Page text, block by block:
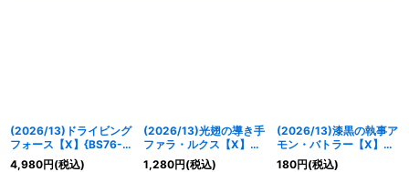
(2026/13)ドライビング
フォース【X】{BS76-
X15}《多》
4,980円(税込)
(2026/13)光翅の導き手
ファラ・ルクス【X】
{BS76-X07}《白》
1,280円(税込)
(2026/13)漆黒の執事ア
モン・バトラー【X】
{BS76-X04}《紫》
180円(税込)